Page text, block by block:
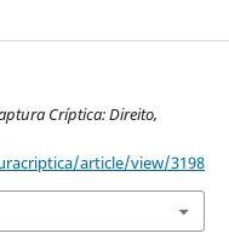
Críptica: Direito,
article/view/3198